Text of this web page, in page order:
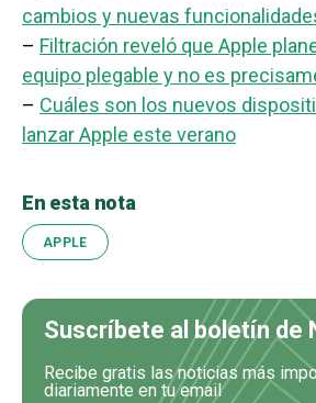
cambios y nuevas
– Filtración reveló que Apple
equipo plegable y no es
– Cuáles son los nuevos
lanzar Apple este verano
En esta nota
APPLE
Suscríbete al boletín de
Recibe gratis las noticias más
diariamente en tu email